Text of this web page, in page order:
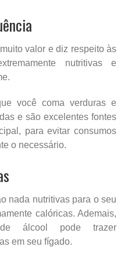
valor e diz respeito às
nutritivas e
você coma verduras e
e são excelentes fontes
para evitar consumos
o necessário.
nada nutritivas para o seu
calóricas. Ademais,
álcool pode trazer
em seu fígado.